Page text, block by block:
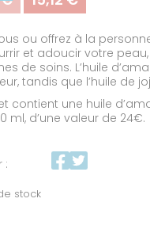
prix
était :
21,60 €.
prix
est :
15,12 €.
ou offrez à la
et adoucir votre
de soins. L’huile
tandis que l’huile de
contient une huile
ml, d’une valeur de 24€.
:
stock